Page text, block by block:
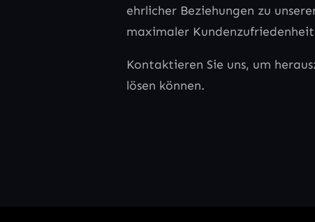
ehrlicher Beziehungen zu
maximaler
Kontaktieren Sie uns, um
lösen können.